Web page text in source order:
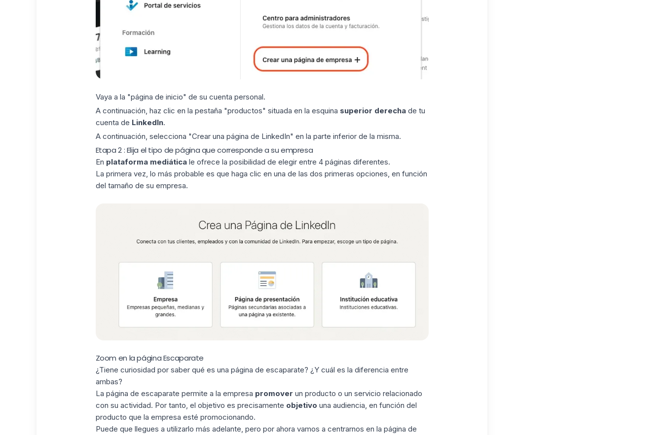
Vaya a la "página de inicio" de su cuenta personal.
A continuación, haz clic en la pestaña "productos" situada en la esquina superior derechade tu
cuenta de LinkedIn.
A continuación, selecciona "Crear una página de LinkedIn" en la parte inferior de la misma.
Etapa 2 : Elija el tipo de página que corresponde a su empresa
En plataforma mediáticale ofrece la posibilidad de elegir entre 4 páginas diferentes.
La primera vez, lo más probable es que haga clic en una de las dos primeras opciones, en función
del tamaño de su empresa.
Zoom en la página Escaparate
¿Tiene curiosidad por saber qué es una página de escaparate? ¿Y cuál es la diferencia entre
ambas?
La página de escaparate permite a la empresa promover un producto o un servicio relacionado
con su actividad. Por tanto, el objetivo es precisamente objetivo una audiencia, en función del
producto que la empresa esté promocionando.
Puede que llegues a utilizarlo más adelante, pero por ahora vamos a centrarnos en la página de